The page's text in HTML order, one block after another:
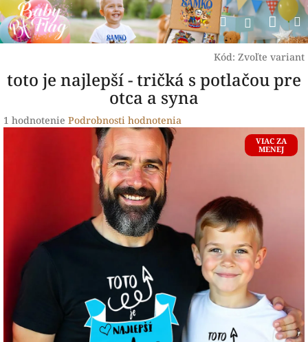
Prejsť
na
obsah
Hľadať
Kód: Zvoľte variant
toto je najlepší - tričká s potlačou pre
otca a syna
Priemerné
1 hodnotenie Podrobnosti hodnotenia
VIAC ZA
MENEJ